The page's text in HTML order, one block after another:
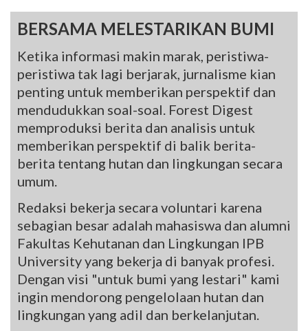
BERSAMA MELESTARIKAN BUMI
Ketika informasi makin marak, peristiwa-
peristiwa tak lagi berjarak, jurnalisme kian
penting untuk memberikan perspektif dan
mendudukkan soal-soal. Forest Digest
memproduksi berita dan analisis untuk
memberikan perspektif di balik berita-
berita tentang hutan dan lingkungan secara
umum.
Redaksi bekerja secara voluntari karena
sebagian besar adalah mahasiswa dan alumni
Fakultas Kehutanan dan Lingkungan IPB
University yang bekerja di banyak profesi.
Dengan visi "untuk bumi yang lestari" kami
ingin mendorong pengelolaan hutan dan
lingkungan yang adil dan berkelanjutan.